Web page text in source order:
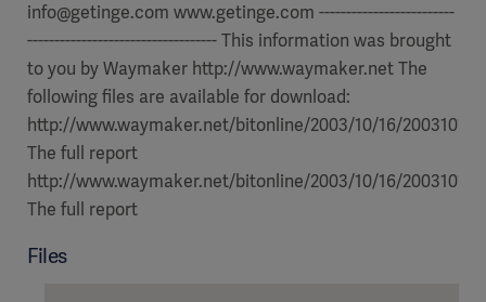
info@getinge.com www.getinge.com -------------------------
----------------------------------- This information was brought
to you by Waymaker http://www.waymaker.net The
following files are available for download:
http://www.waymaker.net/bitonline/2003/10/16/
The full report
http://www.waymaker.net/bitonline/2003/10/16/
The full report
Files